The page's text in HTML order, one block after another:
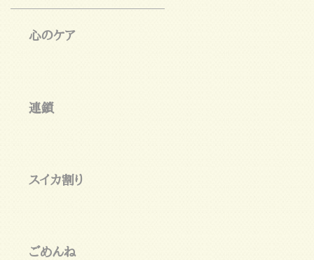
心のケア
連鎖
スイカ割り
ごめんね